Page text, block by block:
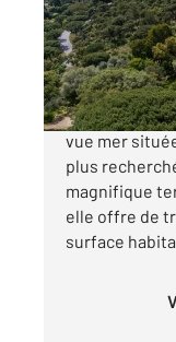
Maison à
5
La Croix-
vue mer
plus
magnifique
elle offre de
surface